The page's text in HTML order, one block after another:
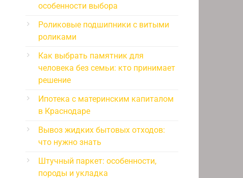
особенности выбора
Роликовые подшипники с витыми
роликами
Как выбрать памятник для
человека без семьи: кто принимает
решение
Ипотека с материнским капиталом
в Краснодаре
Вывоз жидких бытовых отходов:
что нужно знать
Штучный паркет: особенности,
породы и укладка